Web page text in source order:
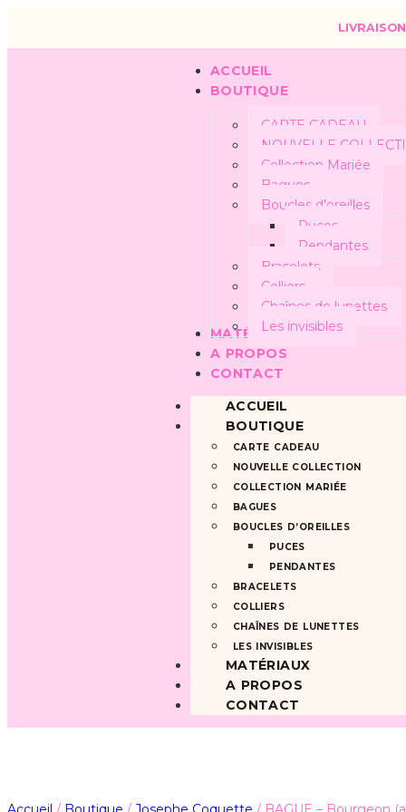
ACCUEIL
BOUTIQUE
CARTE CADEAU
NOUVELLE
Collection Mariée
Bagues
Boucles d’oreilles
Puces
Pendantes
Bracelets
Colliers
Chaînes de lunettes
Les invisibles
MATÉRIAUX
A PROPOS
CONTACT
ACCUEIL
BOUTIQUE
CARTE CADEAU
NOUVELLE COLLECTION
COLLECTION MARIÉE
BAGUES
BOUCLES D’OREILLES
PUCES
PENDANTES
BRACELETS
COLLIERS
CHAÎNES DE LUNETTES
LES INVISIBLES
MATÉRIAUX
A PROPOS
CONTACT